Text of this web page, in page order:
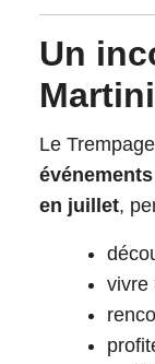
Un incontournable en
Le
en juillet,
vivre